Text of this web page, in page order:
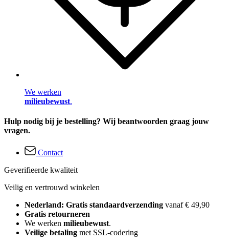
We werken
milieubewust.
Hulp nodig bij je bestelling? Wij beantwoorden graag jouw
vragen.
Contact
Geverifieerde kwaliteit
Veilig en vertrouwd winkelen
Nederland: Gratis standaardverzending vanaf € 49,90
Gratis retourneren
We werken milieubewust.
Veilige betaling met SSL-codering